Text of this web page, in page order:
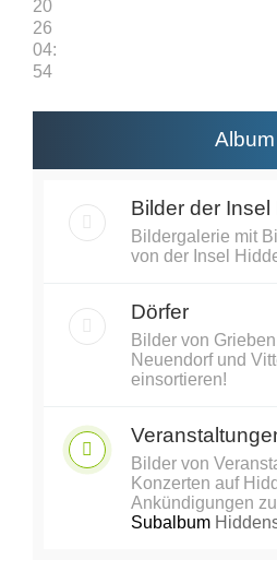
20
26
04:
54
Album
Bilder der
Bildergalerie mit
von der Insel
Dörfer
Bilder von
Neuendorf und
einsortieren!
Bilder von
Konzerten auf
Ankündigungen
Subalbum